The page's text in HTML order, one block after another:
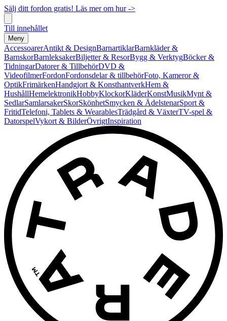
Sälj ditt fordon gratis! Läs mer om hur ->
Till innehållet
Meny
AccessoarerAntikt & DesignBarnartiklarBarnkläder &
BarnskorBarnleksakerBiljetter & ResorBygg & VerktygBöcker &
TidningarDatorer & TillbehörDVD &
VideofilmerFordonFordonsdelar & tillbehörFoto, Kameror &
OptikFrimärkenHandgjort & KonsthantverkHem &
HushållHemelektronikHobbyKlockorKläderKonstMusikMynt &
SedlarSamlarsakerSkorSkönhetSmycken & ÄdelstenarSport &
FritidTelefoni, Tablets & WearablesTrädgård & VäxterTV-spel &
DatorspelVykort & BilderÖvrigtInspiration